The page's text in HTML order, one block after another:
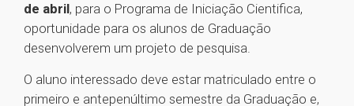
de abril, para o Programa de Iniciação Cientifica,
oportunidade para os alunos de Graduação
desenvolverem um projeto de pesquisa.
O aluno interessado deve estar matriculado entre o
primeiro e antepenúltimo semestre da Graduação e,